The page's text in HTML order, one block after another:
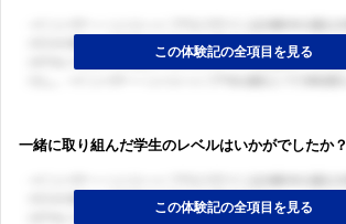
一緒に取り組んだ学生のレベルはいかがでしたか？
ログイン・会員登録